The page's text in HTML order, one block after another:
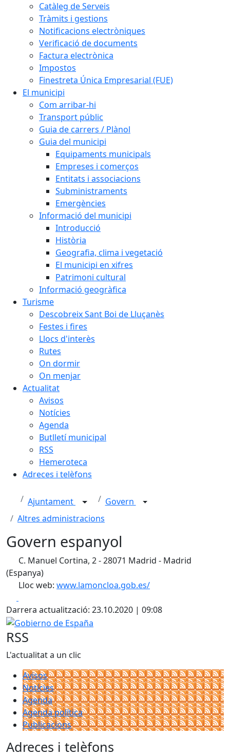
Catàleg de Serveis
Tràmits i gestions
Notificacions electròniques
Verificació de documents
Factura electrònica
Impostos
Finestreta Única Empresarial (FUE)
El municipi
Com arribar-hi
Transport públic
Guia de carrers / Plànol
Guia del municipi
Equipaments municipals
Empreses i comerços
Entitats i associacions
Subministraments
Emergències
Informació del municipi
Introducció
Història
Geografia, clima i vegetació
El municipi en xifres
Patrimoni cultural
Informació geogràfica
Turisme
Descobreix Sant Boi de Lluçanès
Festes i fires
Llocs d'interès
Rutes
On dormir
On menjar
Actualitat
Avisos
Notícies
Agenda
Butlletí municipal
RSS
Hemeroteca
Adreces i telèfons
Ajuntament
Govern
Altres administracions
Govern espanyol
C. Manuel Cortina, 2 - 28071 Madrid - Madrid
(Espanya)
Lloc web: www.lamoncloa.gob.es/
Darrera actualització: 23.10.2020 | 09:08
Gobierno de España
RSS
L'actualitat a un clic
Avisos
Notícies
Agenda
Agenda política
Publicacions
Adreces i telèfons